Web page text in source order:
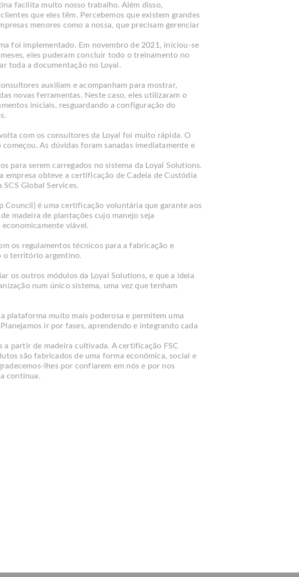
facilita muito nosso trabalho. Além disso,
que eles têm. Percebemos que existem grandes
menores como a nossa, que precisam gerenciar
foi implementado. Em novembro de 2021, iniciou-se
eles puderam concluir todo o treinamento no
toda a documentação no Loyal.
auxiliam e acompanham para mostrar,
novas ferramentas. Neste caso, eles utilizaram o
iniciais, resguardando a configuração do
com os consultores da Loyal foi muito rápida. O
As dúvidas foram sanadas imediatamente e
para serem carregados no sistema da Loyal Solutions.
empresa obteve a certificação de Cadeia de Custódia
Global Services.
Council) é uma certificação voluntária que garante aos
madeira de plantações cujo manejo seja
viável.
os regulamentos técnicos para a fabricação e
o território argentino.
os outros módulos da Loyal Solutions, e que a ideia
num único sistema, uma vez que tenham
plataforma muito mais poderosa e permitem uma
ir por fases, aprendendo e integrando cada
partir de madeira cultivada. A certificação FSC
são fabricados de uma forma econômica, social e
lhes por confiarem em nós e por nos
contínua.